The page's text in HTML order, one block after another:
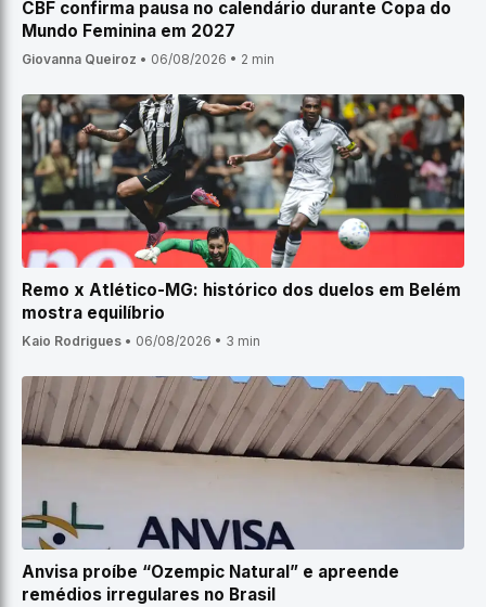
CBF confirma pausa no calendário durante Copa do
Mundo Feminina em 2027
Giovanna Queiroz • 06/08/2026 • 2 min
Remo x Atlético-MG: histórico dos duelos em Belém
mostra equilíbrio
Kaio Rodrigues • 06/08/2026 • 3 min
Anvisa proíbe “Ozempic Natural” e apreende
remédios irregulares no Brasil